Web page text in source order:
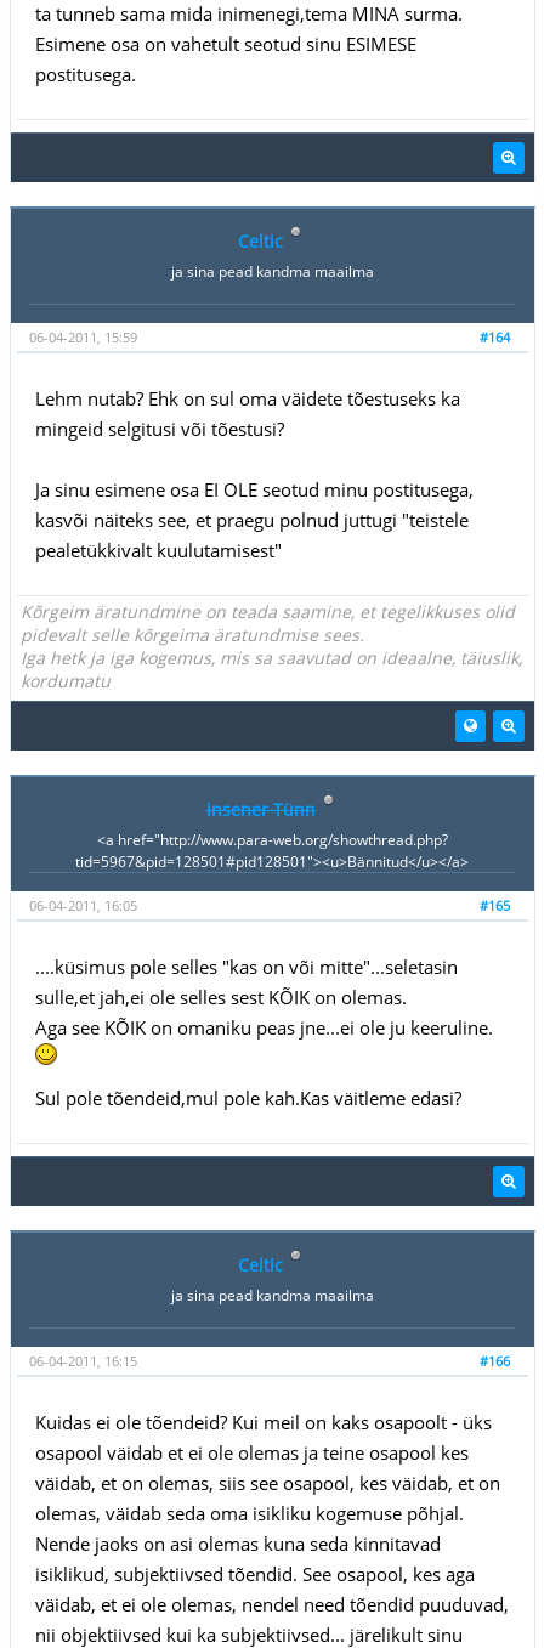
ta tunneb sama mida inimenegi,tema MINA surma.
Esimene osa on vahetult seotud sinu ESIMESE
postitusega.
Celtic
ja sina pead kandma maailma
#164
06-04-2011, 15:59
Lehm nutab? Ehk on sul oma väidete tõestuseks ka
mingeid selgitusi või tõestusi?
Ja sinu esimene osa EI OLE seotud minu postitusega,
kasvõi näiteks see, et praegu polnud juttugi "teistele
pealetükkivalt kuulutamisest"
Kõrgeim äratundmine on teada saamine, et tegelikkuses olid
pidevalt selle kõrgeima äratundmise sees.
Iga hetk ja iga kogemus, mis sa saavutad on ideaalne, täiuslik,
kordumatu
insener Tünn
<a href="http://www.para-web.org/showthread.php?
tid=5967&pid=128501#pid128501"><u>Bännitud</u></a>
#165
06-04-2011, 16:05
....küsimus pole selles "kas on või mitte"...seletasin
sulle,et jah,ei ole selles sest KÕIK on olemas.
Aga see KÕIK on omaniku peas jne...ei ole ju keeruline.
Sul pole tõendeid,mul pole kah.Kas väitleme edasi?
Celtic
ja sina pead kandma maailma
#166
06-04-2011, 16:15
Kuidas ei ole tõendeid? Kui meil on kaks osapoolt - üks
osapool väidab et ei ole olemas ja teine osapool kes
väidab, et on olemas, siis see osapool, kes väidab, et on
olemas, väidab seda oma isikliku kogemuse põhjal.
Nende jaoks on asi olemas kuna seda kinnitavad
isiklikud, subjektiivsed tõendid. See osapool, kes aga
väidab, et ei ole olemas, nendel need tõendid puuduvad,
nii objektiivsed kui ka subjektiivsed... järelikult sinu